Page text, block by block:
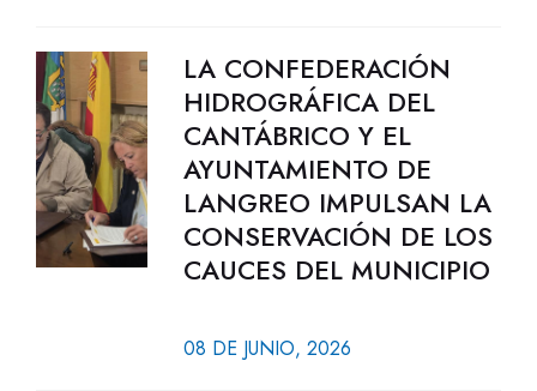
LA CONFEDERACIÓN
HIDROGRÁFICA DEL
CANTÁBRICO Y EL
AYUNTAMIENTO DE
LANGREO IMPULSAN LA
CONSERVACIÓN DE LOS
CAUCES DEL MUNICIPIO
08 DE JUNIO, 2026